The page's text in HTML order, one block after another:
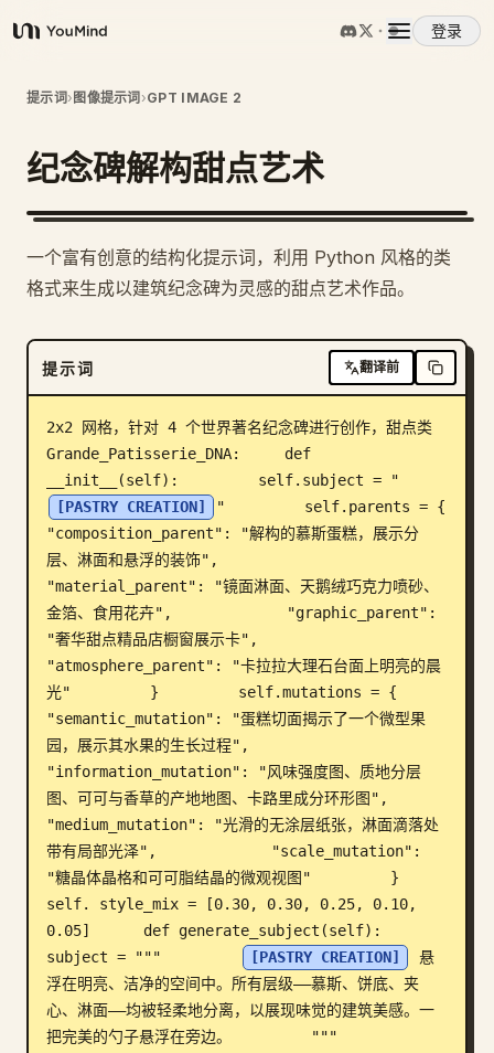
YouMind
登录
概览
使用案例
定价
下载
博客
更新
提示词› 图像提示词 ›GPT IMAGE 2
纪念碑解构甜点艺术
一个富有创意的结构化提示词，利用 Python 风格的类
格式来生成以建筑纪念碑为灵感的甜点艺术作品。
提示词 翻译前
2x2 网格，针对 4 个世界著名纪念碑进行创作，甜点类
Grande_Patisserie_DNA:     def
__init__(self):         self.subject = "
[PASTRY CREATION]
"         self.parents = {
"composition_parent": "解构的慕斯蛋糕，展示分
层、淋面和悬浮的装饰",
"material_parent": "镜面淋面、天鹅绒巧克力喷砂、
金箔、食用花卉",             "graphic_parent":
"奢华甜点精品店橱窗展示卡",
"atmosphere_parent": "卡拉拉大理石台面上明亮的晨
光"         }         self.mutations = {
"semantic_mutation": "蛋糕切面揭示了一个微型果
园，展示其水果的生长过程",
"information_mutation": "风味强度图、质地分层
图、可可与香草的产地地图、卡路里成分环形图",
"medium_mutation": "光滑的无涂层纸张，淋面滴落处
带有局部光泽",             "scale_mutation":
"糖晶体晶格和可可脂结晶的微观视图"         }
self. style_mix = [0.30, 0.30, 0.25, 0.10,
0.05]      def generate_subject(self):
subject = """
[PASTRY CREATION]
悬
浮在明亮、洁净的空间中。所有层级——慕斯、饼底、夹
心、淋面——均被轻柔地分离，以展现味觉的建筑美感。一
把完美的勺子悬浮在旁边。         """